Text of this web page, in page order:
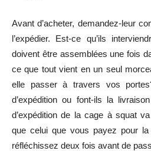
Avant d’acheter, demandez-leur
l’expédier. Est-ce qu’ils
doivent être assemblées une fois
ce que tout vient en un seul
elle passer à travers vos
d’expédition ou font-ils la
d’expédition de la cage à squat
que celui que vous payez pour
réfléchissez deux fois avant de